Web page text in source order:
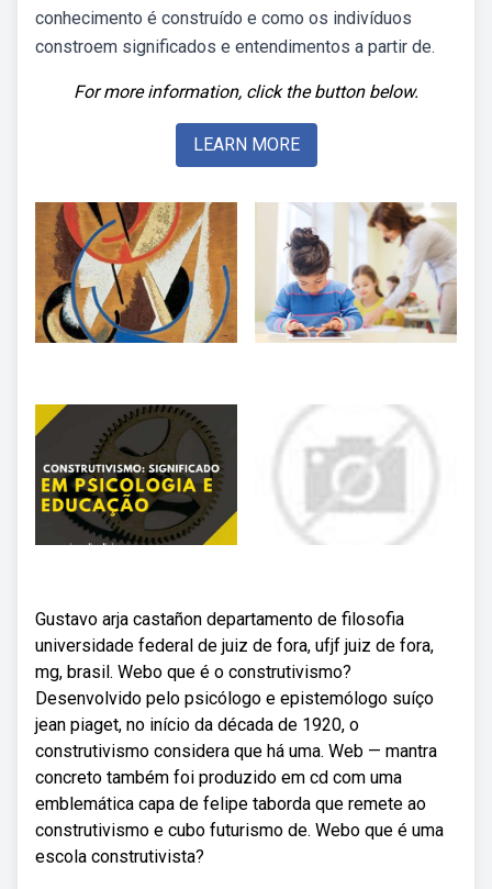
conhecimento é construído e como os indivíduos
constroem significados e entendimentos a partir de.
For more information, click the button below.
LEARN MORE
Gustavo arja castañon departamento de filosofia
universidade federal de juiz de fora, ufjf juiz de fora,
mg, brasil. Webo que é o construtivismo?
Desenvolvido pelo psicólogo e epistemólogo suíço
jean piaget, no início da década de 1920, o
construtivismo considera que há uma. Web — mantra
concreto também foi produzido em cd com uma
emblemática capa de felipe taborda que remete ao
construtivismo e cubo futurismo de. Webo que é uma
escola construtivista?